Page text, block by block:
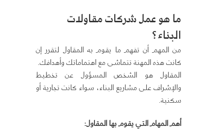
ما هو عمل شركات مقاولات
البناء؟
من المهم أن تفهم ما يقوم به المقاول لتقرر إن
كانت هذه المهنة تتماشى مع اهتماماتك وأهدافك.
المقاول هو الشخص المسؤول عن تخطيط
والإشراف على مشاريع البناء، سواء كانت تجارية أو
سكنية.
أهم المهام التي يقوم بها المقاول: